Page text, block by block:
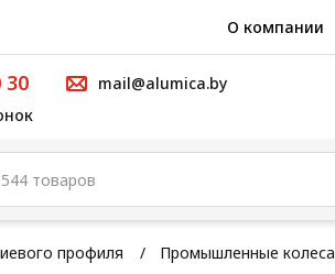
О компании
30 mail@alumica.by
профиля Промышленные колеса